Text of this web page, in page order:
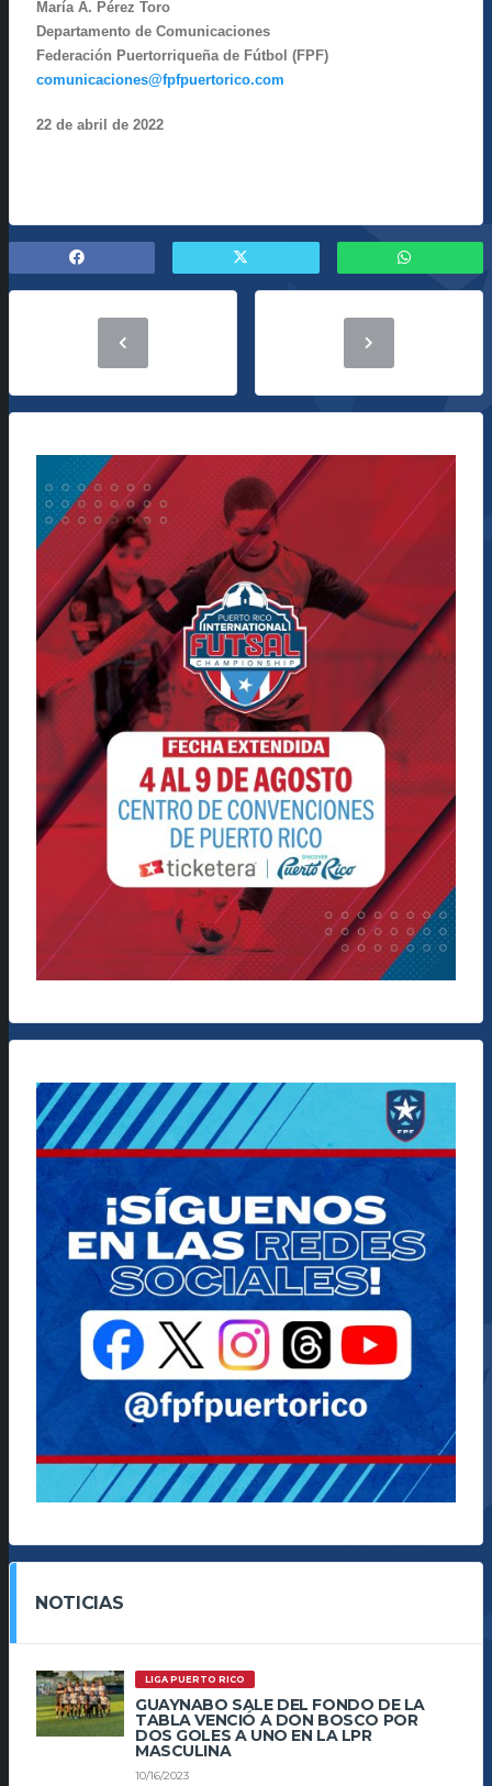
María A. Pérez Toro
Departamento de Comunicaciones
Federación Puertorriqueña de Fútbol (FPF)
comunicaciones@fpfpuertorico.com
22 de abril de 2022
NOTICIAS
LIGA PUERTO RICO
GUAYNABO SALE DEL FONDO DE LA
TABLA VENCIÓ A DON BOSCO POR
DOS GOLES A UNO EN LA LPR
MASCULINA
10/16/2023